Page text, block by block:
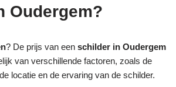
Oudergem?
? De prijs van een schilder in Oudergem
van verschillende factoren, zoals de
locatie en de ervaring van de schilder.